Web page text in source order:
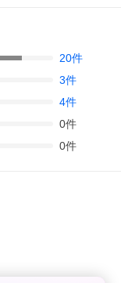
20件
3件
4件
0件
0件